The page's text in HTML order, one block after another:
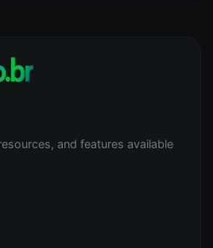
and features available